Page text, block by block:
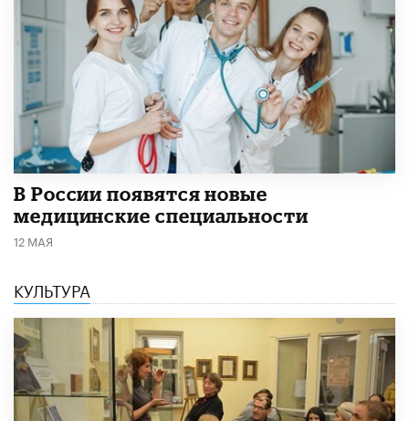
В России появятся новые
медицинские специальности
12 МАЯ
КУЛЬТУРА